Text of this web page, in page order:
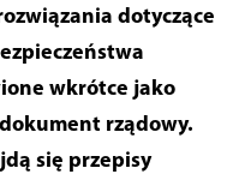
dotyczące
wkrótce jako
rządowy.
się przepisy